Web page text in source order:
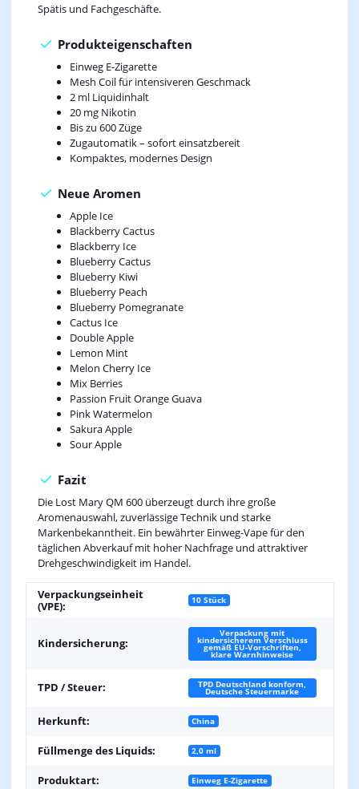
Spätis und Fachgeschäfte.
Produkteigenschaften
Einweg E-Zigarette
Mesh Coil für intensiveren Geschmack
2 ml Liquidinhalt
20 mg Nikotin
Bis zu 600 Züge
Zugautomatik – sofort einsatzbereit
Kompaktes, modernes Design
Neue Aromen
Apple Ice
Blackberry Cactus
Blackberry Ice
Blueberry Cactus
Blueberry Kiwi
Blueberry Peach
Blueberry Pomegranate
Cactus Ice
Double Apple
Lemon Mint
Melon Cherry Ice
Mix Berries
Passion Fruit Orange Guava
Pink Watermelon
Sakura Apple
Sour Apple
Fazit
Die Lost Mary QM 600 überzeugt durch ihre große
Aromenauswahl, zuverlässige Technik und starke
Markenbekanntheit. Ein bewährter Einweg-Vape für den
täglichen Abverkauf mit hoher Nachfrage und attraktiver
Drehgeschwindigkeit im Handel.
Verpackungseinheit
(VPE):
10 Stück
Kindersicherung:
Verpackung mit
kindersicherem Verschluss
gemäß EU-Vorschriften,
klare Warnhinweise
TPD / Steuer: TPD Deutschland konform,
Deutsche Steuermarke
Herkunft: China
Füllmenge des Liquids: 2,0 ml
Produktart: Einweg E-Zigarette